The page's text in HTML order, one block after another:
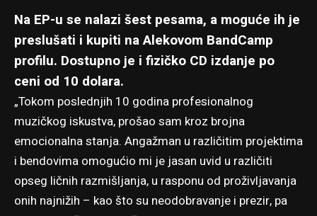
Na EP-u se nalazi šest pesama, a moguće ih je
preslušati i kupiti na Alekovom BandCamp
profilu. Dostupno je i fizičko CD izdanje po
ceni od 10 dolara.
„Tokom poslednjih 10 godina profesionalnog
muzičkog iskustva, prošao sam kroz brojna
emocionalna stanja. Angažman u različitim projektima
i bendovima omogućio mi je jasan uvid u različiti
opseg ličnih razmišljanja, u rasponu od proživljavanja
onih najnižih – kao što su neodobravanje i prezir, pa